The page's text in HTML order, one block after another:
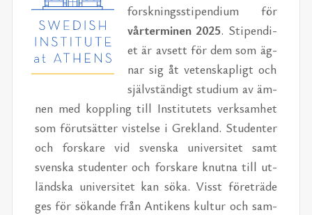
forsk­nings­sti­pen­di­um för
vår­ter­mi­nen 2025. Sti­pen­di­
et är av­sett för dem som äg­
nar sig åt ve­ten­skap­ligt och
själv­stän­digt stu­di­um av äm­
nen med kopp­ling till In­sti­tu­tets verk­sam­het
som för­ut­sät­ter vis­tel­se i Gre­kland. Stu­den­ter
och fors­ka­re vid svens­ka uni­ver­si­tet samt
svens­ka stu­den­ter och fors­ka­re knut­na till ut­
länds­ka uni­ver­si­tet kan söka. Visst fö­re­trä­de
ges för sö­kan­de från An­ti­kens kul­tur och sam­